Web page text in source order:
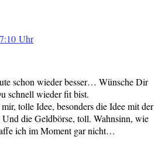
Uhr
schon wieder besser… Wünsche Dir
schnell wieder fit bist.
tolle Idee, besonders die Idee mit der
die Geldbörse, toll. Wahnsinn, wie
ich im Moment gar nicht…